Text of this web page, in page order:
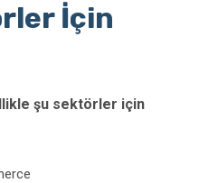
İçin
şu sektörler için